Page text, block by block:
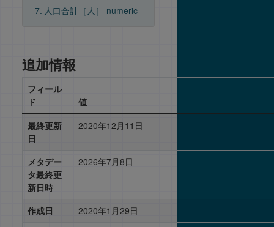
7. 人口合計［人］ numeric
追加情報
フィール
ド
値
最終更新
日
2020年12月11日
メタデー
タ最終更
新日時
2026年7月8日
作成日
2020年1月29日